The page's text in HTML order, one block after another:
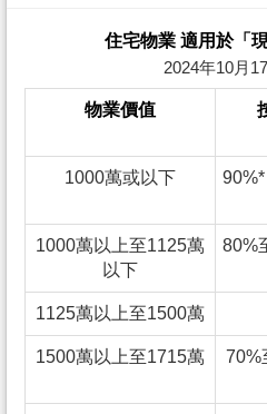
住宅物業 適用於「
2024年10月
物業價值
1000萬或以下
1000萬以上至1125萬
以下
80%
1125萬以上至1500萬
1500萬以上至1715萬
70%